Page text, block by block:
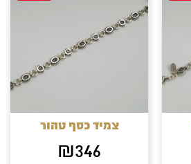
צמיד כסף טהור
₪346